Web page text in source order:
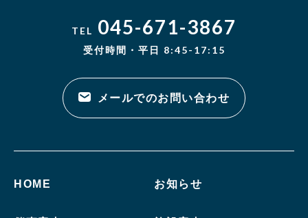
TEL 045-671-3867
受付時間・平日 8:45-17:15
メールでのお問い合わせ
HOME お知らせ